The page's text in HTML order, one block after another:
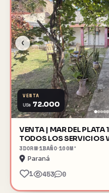
‹
VENTA
US$ 72.000
VENTA | MAR DEL
TODOS LOS
3DORM 1BAÑO 100M²
Paraná
1 453 0